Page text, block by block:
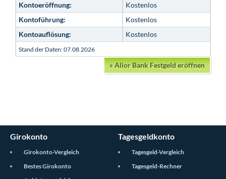
Kontoeröffnung:
Kostenlos
Kontoführung:
Kostenlos
Kontoauflösung:
Kostenlos
Stand der Daten: 07.08.2026
»Alior Bank Festgeld eröffnen
Girokonto
Girokonto-Vergleich
Bestes Girokonto
Tagesgeldkonto
Tagesgeld-Vergleich
Tagesgeld-Rechner